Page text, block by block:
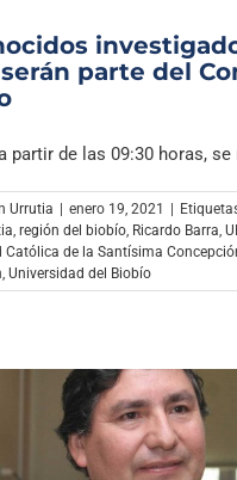
parte del
partir de las 09:30 horas, se
Urrutia enero 19, 2021
, región del biobío, Ricardo Barra,
Católica de la Santísima
, Universidad del Biobío